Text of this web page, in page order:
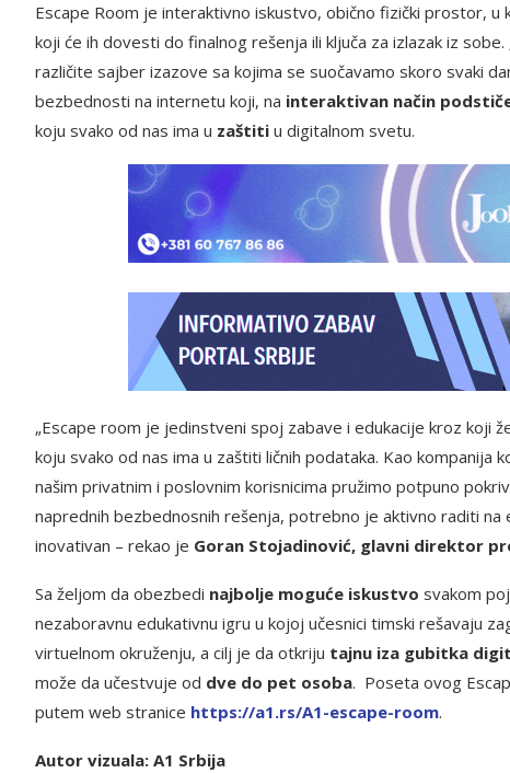
Escape Room je interaktivno iskustvo, obično fizički prostor,
koji će ih dovesti do finalnog rešenja ili ključa za izlazak iz
različite sajber izazove sa kojima se suočavamo skoro svaki
bezbednosti na internetu koji, na interaktivan način
koju svako od nas ima u zaštiti u digitalnom svetu.
„Escape room je jedinstveni spoj zabave i edukacije kroz koji
koju svako od nas ima u zaštiti ličnih podataka. Kao
našim privatnim i poslovnim korisnicima pružimo potpuno
naprednih bezbednosnih rešenja, potrebno je aktivno raditi
inovativan – rekao je Goran Stojadinović, glavni direktor
Sa željom da obezbedi najbolje moguće iskustvo svakom
nezaboravnu edukativnu igru u kojoj učesnici timski rešavaju
virtuelnom okruženju, a cilj je da otkriju tajnu iza gubitka
može da učestvuje od dve do pet osoba. Poseta ovog
putem web stranice https://a1.rs/A1-escape-room.
Autor vizuala: A1 Srbija